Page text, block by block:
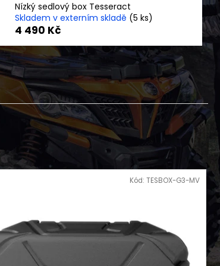
Nízký sedlový box Tesseract
Skladem v externím skladě (5 ks)
4 490 Kč
Kód: TESBOX-G3-MV